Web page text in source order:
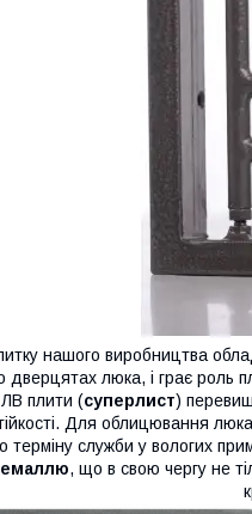
нашого виробництва
дверцятах люка, і грає роль
плити (суперлист)
Для облицювання
терміну служби у вологих
емаллю, що в свою чергу не